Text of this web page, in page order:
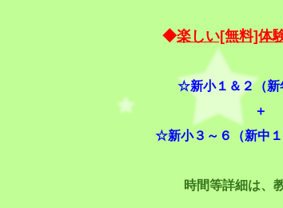
◆楽しい[無料]体
☆新小１＆２（新
＋
☆新小３～６（新中１
時間等詳細は、